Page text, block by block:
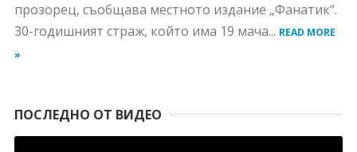
прозорец, съобщава местното издание „Фанатик“.
30-годишният страж, който има 19 мача... READ MORE
»
ПОСЛЕДНО ОТ ВИДЕО